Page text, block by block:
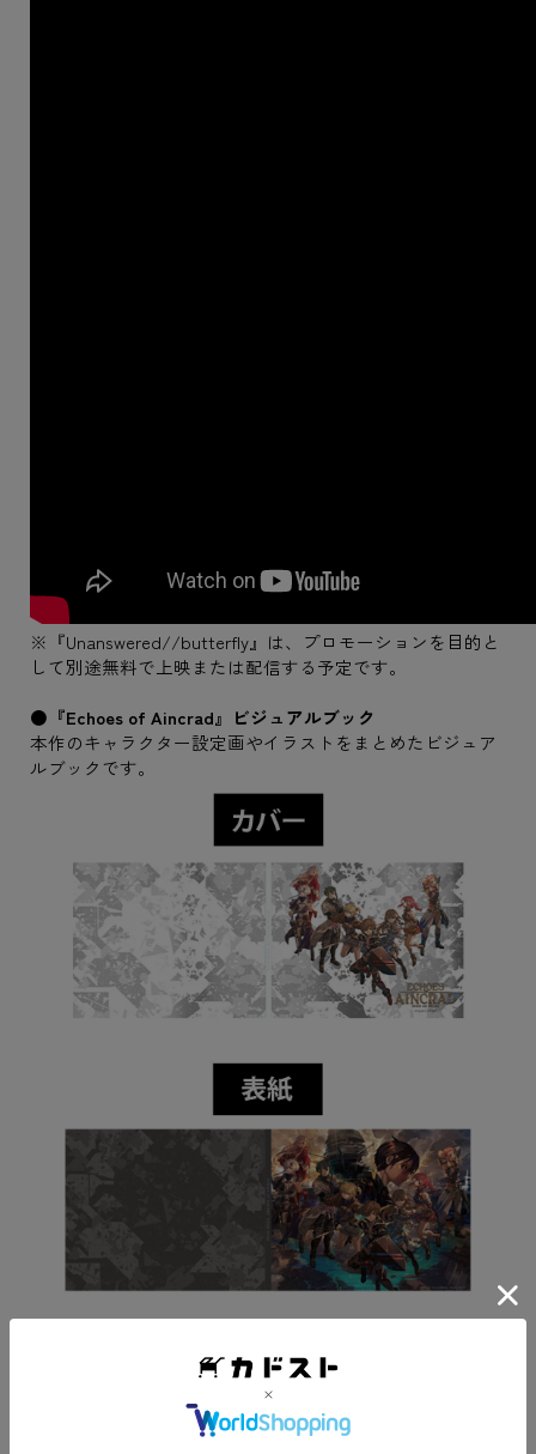
※『Unanswered//butterfly』は、プロモーションを目的と
して別途無料で上映または配信する予定です。
●『Echoes of Aincrad』ビジュアルブック
本作のキャラクター設定画やイラストをまとめたビジュア
ルブックです。
※サイズ：210×256mm(A4変形)
●『Echoes of Aincrad』ゲームサウンドトラック(3枚組)